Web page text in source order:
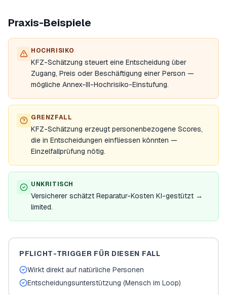
Praxis-Beispiele
HOCHRISIKO
KFZ-Schätzung steuert eine Entscheidung über
Zugang, Preis oder Beschäftigung einer Person —
mögliche Annex-III-Hochrisiko-Einstufung.
GRENZFALL
KFZ-Schätzung erzeugt personenbezogene Scores,
die in Entscheidungen einfliessen könnten —
Einzelfallprüfung nötig.
UNKRITISCH
Versicherer schätzt Reparatur-Kosten KI-gestützt →
limited.
PFLICHT-TRIGGER FÜR DIESEN FALL
Wirkt direkt auf natürliche Personen
Entscheidungsunterstützung (Mensch im Loop)